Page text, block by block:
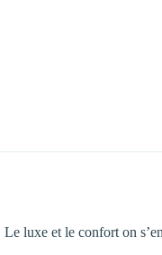
luxe et le confort on